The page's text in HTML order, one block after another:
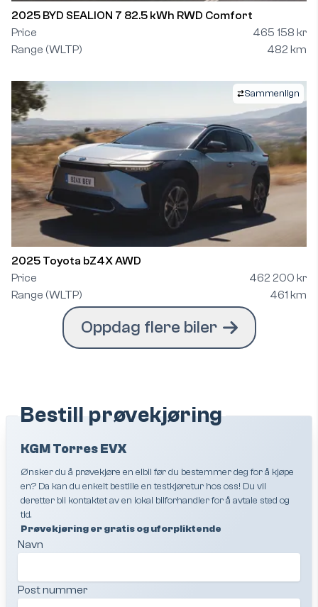
2025 BYD SEALION 7 82.5 kWh RWD Comfort
Price
465 158 kr
Range (WLTP)
482 km
Sammenlign
2025 Toyota bZ4X AWD
Price
462 200 kr
Range (WLTP)
461 km
Oppdag flere biler
Bestill prøvekjøring
KGM Torres EVX
Ønsker du å prøvekjøre en elbil før du bestemmer deg for å kjøpe
en? Da kan du enkelt bestille en testkjøretur hos oss! Du vil
deretter bli kontaktet av en lokal bilforhandler for å avtale sted og
tid.
Prøvekjøring er gratis og uforpliktende
Navn
Post nummer